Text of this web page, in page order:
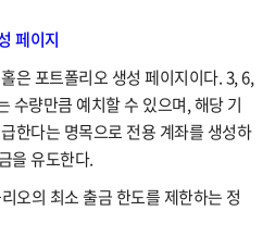
페이지
은 포트폴리오 생성 페이지이다. 3, 6,
수량만큼 예치할 수 있으며, 해당 기
한다는 명목으로 전용 계좌를 생성하
을 유도한다.
오의 최소 출금 한도를 제한하는 정